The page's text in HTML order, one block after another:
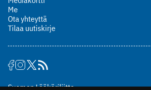
Me
Ota yhteyttä
Tilaa uutiskirje
Suomen Lääkäriliitto